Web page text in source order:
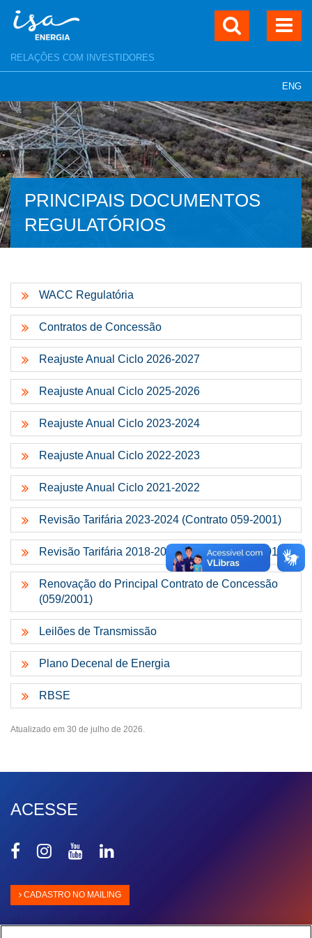
RELAÇÕES COM INVESTIDORES
ENG
PRINCIPAIS DOCUMENTOS
REGULATÓRIOS
WACC Regulatória
Contratos de Concessão
Reajuste Anual Ciclo 2026-2027
Reajuste Anual Ciclo 2025-2026
Reajuste Anual Ciclo 2023-2024
Reajuste Anual Ciclo 2022-2023
Reajuste Anual Ciclo 2021-2022
Revisão Tarifária 2023-2024 (Contrato 059-2001)
Revisão Tarifária 2018-2020 (Contrato 059-2001)
Renovação do Principal Contrato de Concessão
(059/2001)
Leilões de Transmissão
Plano Decenal de Energia
RBSE
Atualizado em 30 de julho de 2026.
ACESSE
CompartilharCompartilharCompartilhar
no
CADASTRO NO MAILING